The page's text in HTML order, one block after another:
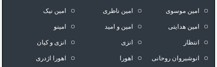
امین موسوی امین ناظری امین نیک
امین هدایتی امین و امید امینو
انتظار انزی انزی و کیان
انوشیروان روحانی اهورا اهورا اژدری